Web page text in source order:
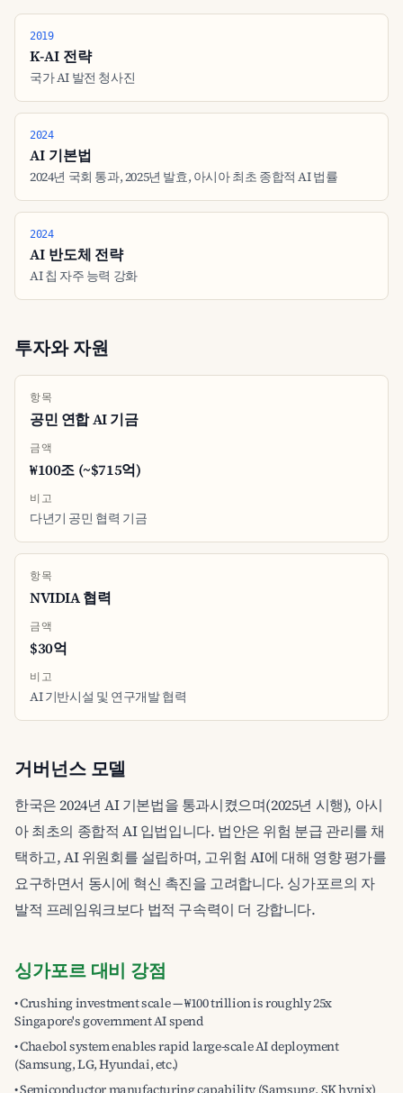
2019
K-AI 전략
국가 AI 발전 청사진
2024
AI 기본법
2024년 국회 통과, 2025년 발효, 아시아 최초 종합적 AI 법률
2024
AI 반도체 전략
AI 칩 자주 능력 강화
투자와 자원
항목
공민 연합 AI 기금
금액
₩100조 (~$715억)
비고
다년기 공민 협력 기금
항목
NVIDIA 협력
금액
$30억
비고
AI 기반시설 및 연구개발 협력
거버넌스 모델
한국은 2024년 AI 기본법을 통과시켰으며(2025년 시행), 아시
아 최초의 종합적 AI 입법입니다. 법안은 위험 분급 관리를 채
택하고, AI 위원회를 설립하며, 고위험 AI에 대해 영향 평가를
요구하면서 동시에 혁신 촉진을 고려합니다. 싱가포르의 자
발적 프레임워크보다 법적 구속력이 더 강합니다.
싱가포르 대비 강점
• Crushing investment scale — ₩100 trillion is roughly 25x
Singapore's government AI spend
• Chaebol system enables rapid large-scale AI deployment
(Samsung, LG, Hyundai, etc.)
• Semiconductor manufacturing capability (Samsung, SK hynix)